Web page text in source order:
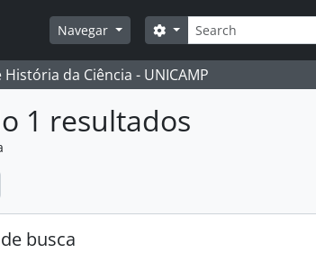
Navegar
Buscar
Opções de busca
da Ciência - UNICAMP
1 resultados
busca